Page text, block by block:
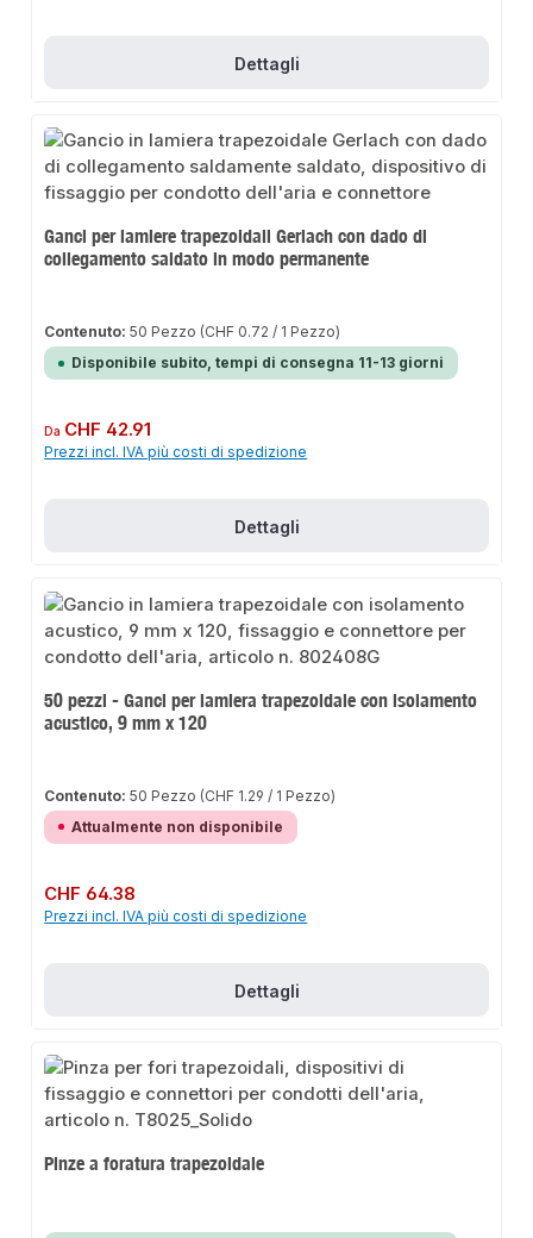
Dettagli
Ganci per lamiere trapezoidali Gerlach con dado di
collegamento saldato in modo permanente
Contenuto:50 Pezzo (CHF 0.72 / 1 Pezzo)
Disponibile subito, tempi di consegna 11-13 giorni
Prezzo normale:
Da CHF 42.91
Prezzi incl. IVA più costi di spedizione
Dettagli
50 pezzi - Ganci per lamiera trapezoidale con isolamento
acustico, 9 mm x 120
Contenuto:50 Pezzo (CHF 1.29 / 1 Pezzo)
Attualmente non disponibile
Prezzo normale:
CHF 64.38
Prezzi incl. IVA più costi di spedizione
Dettagli
Pinze a foratura trapezoidale